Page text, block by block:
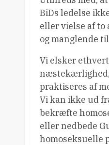
BiDs ledelse
eller vielse af to
og manglende
Vi elsker
næstekærlighed,
praktiseres af
Vi kan ikke ud
bekræfte
eller nedbede
homoseksuelle